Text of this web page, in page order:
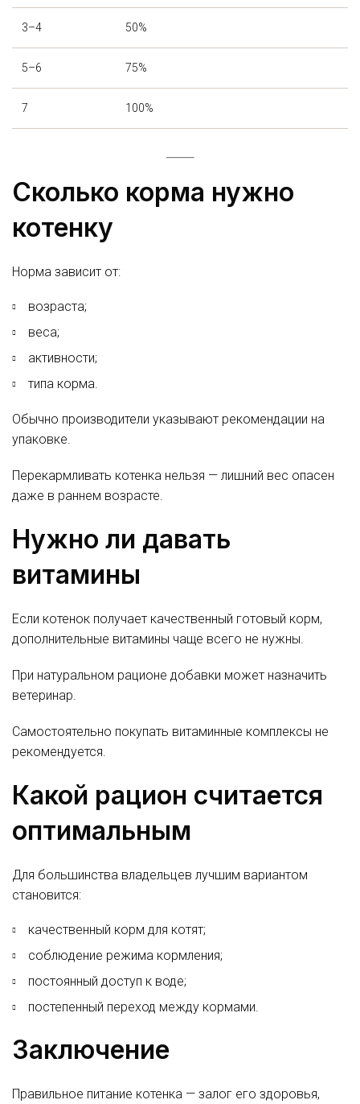
3–4 50%
5–6 75%
7 100%
Сколько корма нужно
котенку
Норма зависит от:
возраста;
веса;
активности;
типа корма.
Обычно производители указывают рекомендации на
упаковке.
Перекармливать котенка нельзя — лишний вес опасен
даже в раннем возрасте.
Нужно ли давать
витамины
Если котенок получает качественный готовый корм,
дополнительные витамины чаще всего не нужны.
При натуральном рационе добавки может назначить
ветеринар.
Самостоятельно покупать витаминные комплексы не
рекомендуется.
Какой рацион считается
оптимальным
Для большинства владельцев лучшим вариантом
становится:
качественный корм для котят;
соблюдение режима кормления;
постоянный доступ к воде;
постепенный переход между кормами.
Заключение
Правильное питание котенка — залог его здоровья,